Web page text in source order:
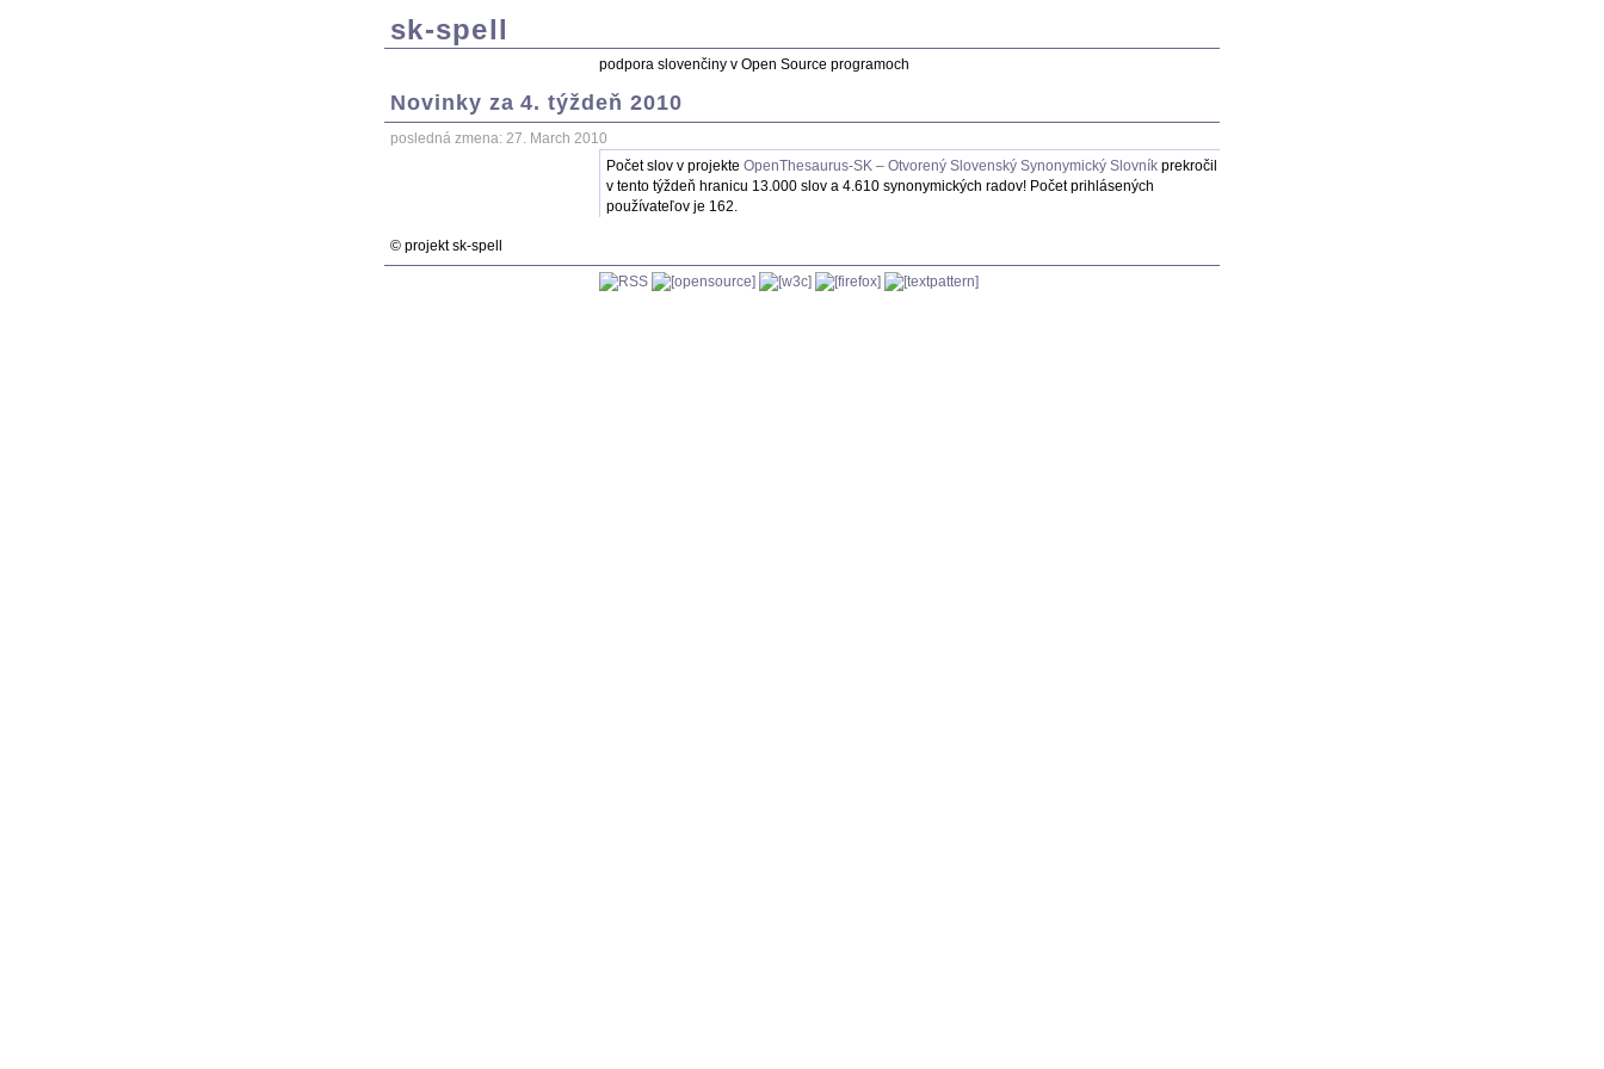
sk-spell
podpora slovenčiny v Open Source programoch
Novinky za 4. týždeň 2010
posledná zmena: 27. March 2010
Počet slov v projekte OpenThesaurus-SK – Otvorený Slovenský Synonymický Slovník prekročil
v tento týždeň hranicu 13.000 slov a 4.610 synonymických radov! Počet prihlásených
používateľov je 162.
© projekt sk-spell